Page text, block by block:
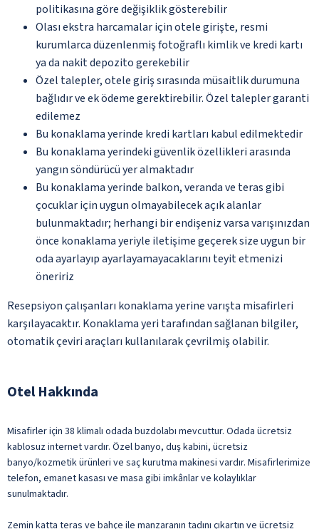
politikasına göre değişiklik gösterebilir
Olası ekstra harcamalar için otele girişte, resmi
kurumlarca düzenlenmiş fotoğraflı kimlik ve kredi kartı
ya da nakit depozito gerekebilir
Özel talepler, otele giriş sırasında müsaitlik durumuna
bağlıdır ve ek ödeme gerektirebilir. Özel talepler garanti
edilemez
Bu konaklama yerinde kredi kartları kabul edilmektedir
Bu konaklama yerindeki güvenlik özellikleri arasında
yangın söndürücü yer almaktadır
Bu konaklama yerinde balkon, veranda ve teras gibi
çocuklar için uygun olmayabilecek açık alanlar
bulunmaktadır; herhangi bir endişeniz varsa varışınızdan
önce konaklama yeriyle iletişime geçerek size uygun bir
oda ayarlayıp ayarlayamayacaklarını teyit etmenizi
öneririz
Resepsiyon çalışanları konaklama yerine varışta misafirleri
karşılayacaktır. Konaklama yeri tarafından sağlanan bilgiler,
otomatik çeviri araçları kullanılarak çevrilmiş olabilir.
Otel Hakkında
Misafirler için 38 klimalı odada buzdolabı mevcuttur. Odada ücretsiz
kablosuz internet vardır. Özel banyo, duş kabini, ücretsiz
banyo/kozmetik ürünleri ve saç kurutma makinesi vardır. Misafirlerimize
telefon, emanet kasası ve masa gibi imkânlar ve kolaylıklar
sunulmaktadır.
Zemin katta teras ve bahçe ile manzaranın tadını çıkartın ve ücretsiz